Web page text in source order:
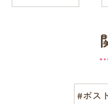
#ボス